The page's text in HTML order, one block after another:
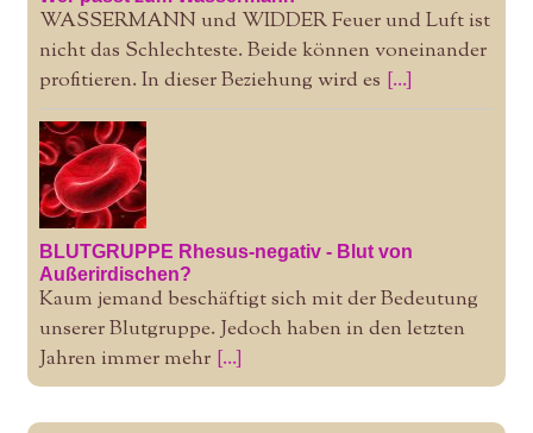
WASSERMANN und WIDDER Feuer und Luft ist
nicht das Schlechteste. Beide können voneinander
profitieren. In dieser Beziehung wird es [...]
BLUTGRUPPE Rhesus-negativ - Blut von
Außerirdischen?
Kaum jemand beschäftigt sich mit der Bedeutung
unserer Blutgruppe. Jedoch haben in den letzten
Jahren immer mehr [...]